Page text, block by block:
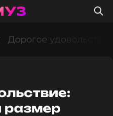
Дорогое
размер